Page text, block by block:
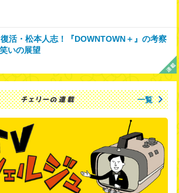
活・松本人志！『DOWNTOWN＋』の考察
いの展望
一覧